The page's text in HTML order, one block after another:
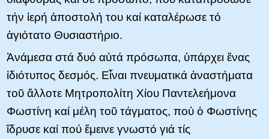
τήν ἱερή ἀποστολή του καί καταλέρωσε τό
ἁγιότατο Θυσιαστήριο.
Ἀνάμεσα στά δυό αὐτά πρόσωπα, ὑπάρχει ἕνας
ἰδιότυπος δεσμός. Εἶναι πνευματικά ἀναστήματα
τοῦ ἄλλοτε Μητροπολίτη Χίου Παντελεήμονα
Φωστίνη καί μέλη τοῦ τάγματος, πού ὁ Φωστίνης
ἵδρυσε καί πού ἔμεινε γνωστό γιά τίς